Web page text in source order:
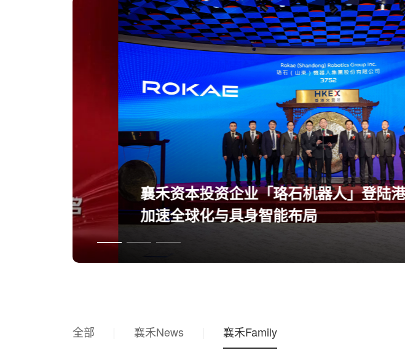
襄禾资本投资企业「珞石机器人」登陆港交所，
加速全球化与具身智能布局
全部 襄禾News 襄禾Family